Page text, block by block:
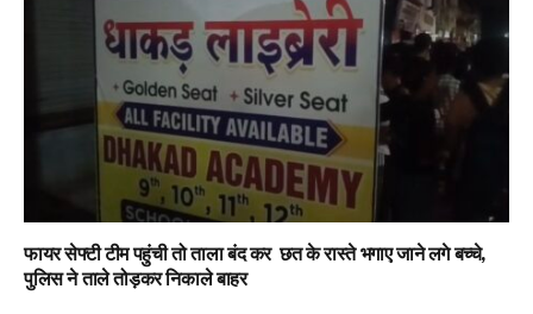
फायर सेफ्टी टीम पहुंची तो ताला बंद कर छत के रास्ते भगाए जाने लगे बच्चे,
पुलिस ने ताले तोड़कर निकाले बाहर